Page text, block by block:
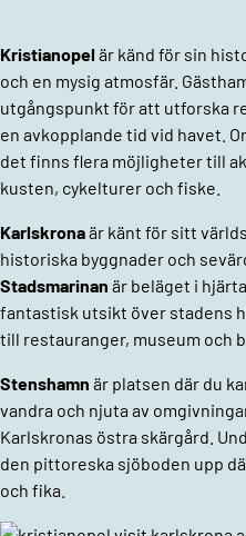
Kristianopel är känd för sin
och en mysig atmosfär.
utgångspunkt för att utforska
en avkopplande tid vid havet.
det finns flera möjligheter till
kusten, cykelturer och fiske.
Karlskronaär känt för sitt
historiska byggnader och
Stadsmarinan är beläget i
fantastisk utsikt över stadens
till restauranger, museum och
Stenshamn är platsen där du
vandra och njuta av
Karlskronas östra skärgård.
den pittoreska sjöboden upp
och fika.